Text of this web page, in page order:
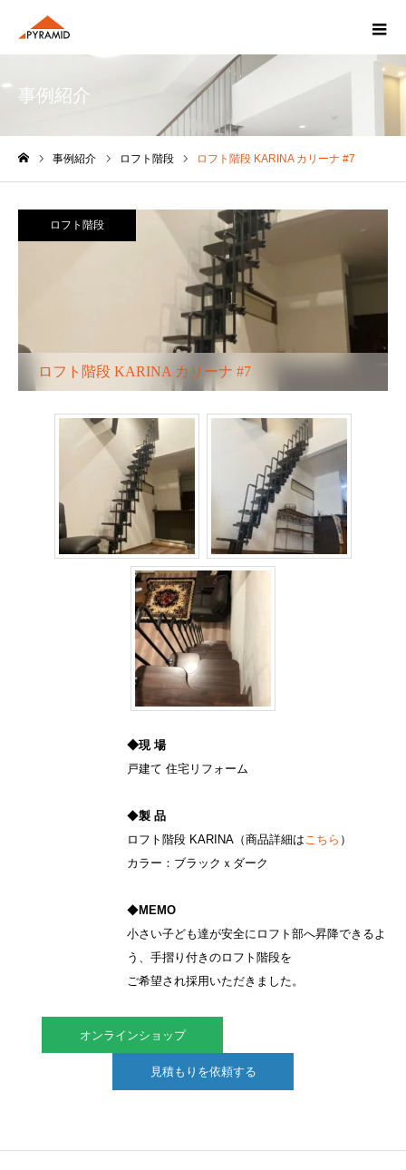
事例紹介
事例紹介 ロフト階段 ロフト階段 KARINA カリーナ #7
ロフト階段
ロフト階段 KARINA カリーナ #7
◆現 場
戸建て 住宅リフォーム
◆製 品
ロフト階段 KARINA（商品詳細はこちら ）
カラー：ブラックｘダーク
◆MEMO
小さい子ども達が安全にロフト部へ昇降できるよ
う、手摺り付きのロフト階段を
ご希望され採用いただきました。
オンラインショップ
見積もりを依頼する